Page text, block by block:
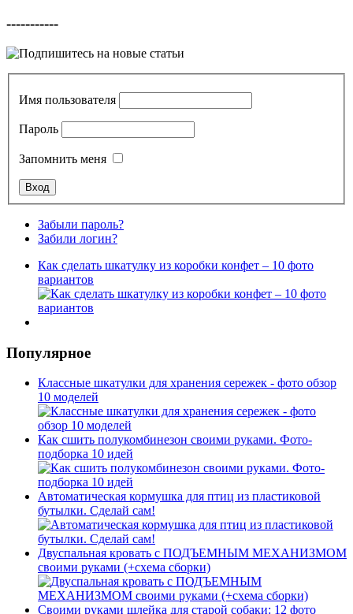
-----------
Имя пользователя
Пароль
Запомнить меня
Забыли пароль?
Забили логин?
Как сделать шкатулку из коробки конфет – 10 фото
вариантов
Популярное
Классные шкатулки для хранения сережек - фото обзор
10 моделей
Как сшить полукомбинезон своими руками. Фото-
подборка 10 идей
Автоматическая кормушка для птиц из пластиковой
бутылки. Сделай сам!
Двуспальная кровать с ПОДЪЕМНЫМ МЕХАНИЗМОМ
своими руками (+схема сборки)
Своими руками шлейка для старой собаки: 12 фото